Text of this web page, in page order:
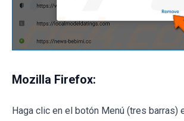
Mozilla Firefox:
Haga clic en el botón Menú (tres barras)